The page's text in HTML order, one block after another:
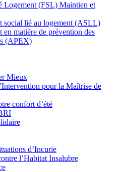
Logement (FSL) Maintien et
social lié au logement (ASLL)
en matière de prévention des
(APEX)
Mieux
pour la Maîtrise de
confort d’été
d’Incurie
l’Habitat Insalubre